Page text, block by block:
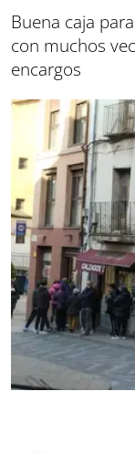
Buena caja
con muchos
encargos